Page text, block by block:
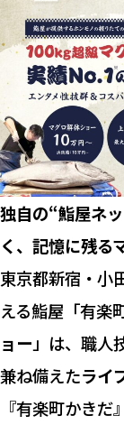
独自の“鮨屋ネ
く、記憶に残る
東京都新宿・小
える鮨屋「有楽
ョー 」は、職人
兼ね備えたライ
『有楽町かき